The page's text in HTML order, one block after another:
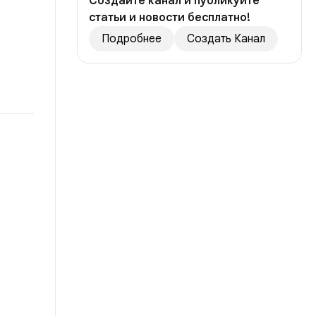
статьи и новости бесплатно!
Подробнее
Создать Канал